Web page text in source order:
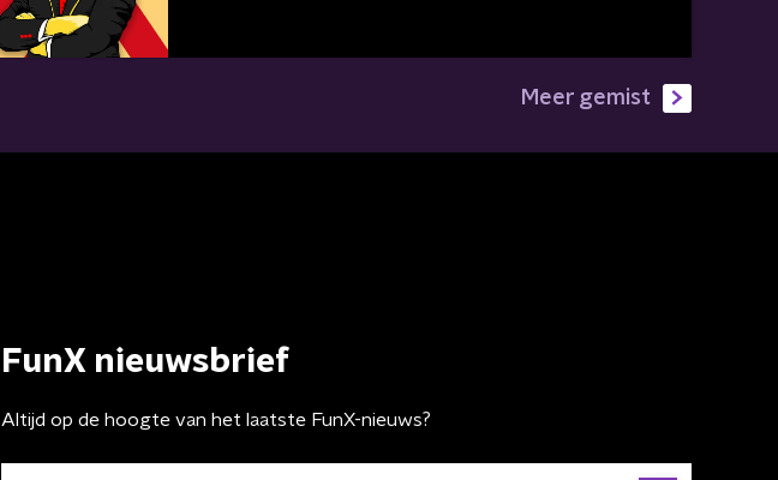
Meer gemist
FunX nieuwsbrief
Altijd op de hoogte van het laatste FunX-nieuws?